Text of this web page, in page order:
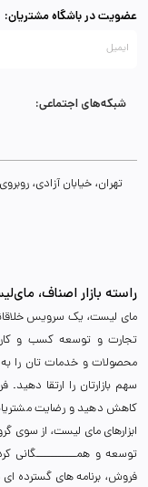
عضویت در باشگاه مشتریان:
شبکه‌های اجتماعی:
راسته بازار اصناف،
مای لیست، یک سرویس
تجارت و توسعه کسب و
محصولات و خدمات تان را به
سهم بازارتان را ارتقا دهید.
کاهش دهید و رضایت
ابزارهای مای لیست، از
توسعه و همـــــــــــگانی
فروش، برنامه های گسترده ای